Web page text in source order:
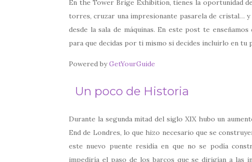
En the Tower Brige Exhibition, tienes la oportunidad
torres, cruzar una impresionante pasarela de cristal…
desde la sala de máquinas. En este post te
para que decidas por ti mismo si decides incluirlo en tu
Powered byGetYourGuide
Un poco de Historia
Durante la segunda mitad del siglo XIX hubo un
End de Londres, lo que hizo necesario que se
este nuevo puente residía en que no se podía
impediría el paso de los barcos que se dirigían a las